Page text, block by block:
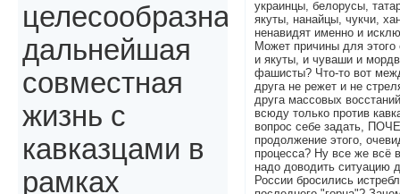
украинцы, белорусы,
якуты, нанайцы, чукчи,
ненавидят именно и
Может причины для этого
и якуты, и чуваши и
фашисты? Что-то вот
друга не режет и не
друга массовых
всюду только против
вопрос себе задать,
продолжение этого,
процесса? Ну все же всё
надо доводить ситуацию
России бросились
целесообразна
дальнейшая
совместная
жизнь с
кавказцами в
рамках